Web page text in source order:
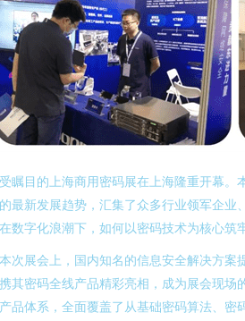
瞩目的上海商用密码展在上海隆重开幕。
最新发展趋势，汇集了众多行业领军企业
数字化浪潮下，如何以密码技术为核心筑
次展会上，国内知名的信息安全解决方
其密码全线产品精彩亮相，成为展会现场
品体系，全面覆盖了从基础密码算法、密